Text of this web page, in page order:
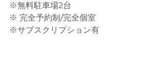
※無料駐車場2台
※ 完全予約制/完全個室
※サブスクリプション有